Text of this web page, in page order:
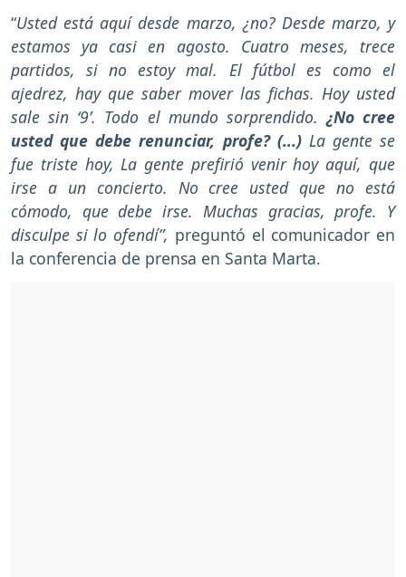
“Usted está aquí desde marzo, ¿no? Desde marzo, y
estamos ya casi en agosto. Cuatro meses, trece
partidos, si no estoy mal. El fútbol es como el
ajedrez, hay que saber mover las fichas. Hoy usted
sale sin ‘9’. Todo el mundo sorprendido. ¿No cree
usted que debe renunciar, profe? (...)La gente se
fue triste hoy, La gente prefirió venir hoy aquí, que
irse a un concierto. No cree usted que no está
cómodo, que debe irse. Muchas gracias, profe. Y
disculpe si lo ofendí”, preguntó el comunicador en
la conferencia de prensa en Santa Marta.